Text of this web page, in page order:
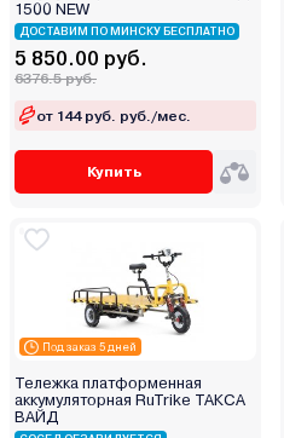
1500 NEW
ДОСТАВИМ ПО МИНСКУ БЕСПЛАТНО
5 850.00 руб.
6376.5 руб.
от 144 руб. руб./мес.
Купить
Под заказ 5 дней
Тележка платформенная
аккумуляторная RuTrike ТАКСА
ВАЙД